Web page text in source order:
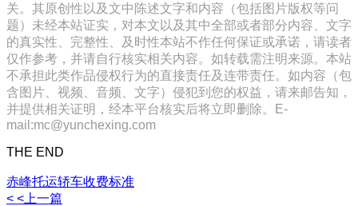
关。其原创性以及文中陈述文字和内容（包括图片版权等问
题）未经本站证实，对本文以及其中全部或者部分内容、文字
的真实性、完整性、及时性本站不作任何保证或承诺，请读者
仅作参考，并请自行核实相关内容。如转载需注明来源。本站
不承担此类作品侵权行为的直接责任及连带责任。如内容（包
含图片、视频、音频、文字）侵犯到您的权益，请来邮告知，
并提供相关证明，经本平台核实后将立即删除。E-
mail:mc@yunchexing.com
THE END
赤峰托运轿车收费标准
< <上一篇